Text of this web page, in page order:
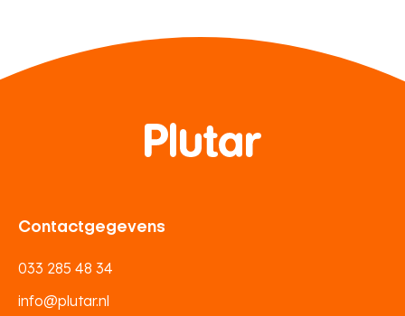
Contactgegevens
033 285 48 34
info@plutar.nl